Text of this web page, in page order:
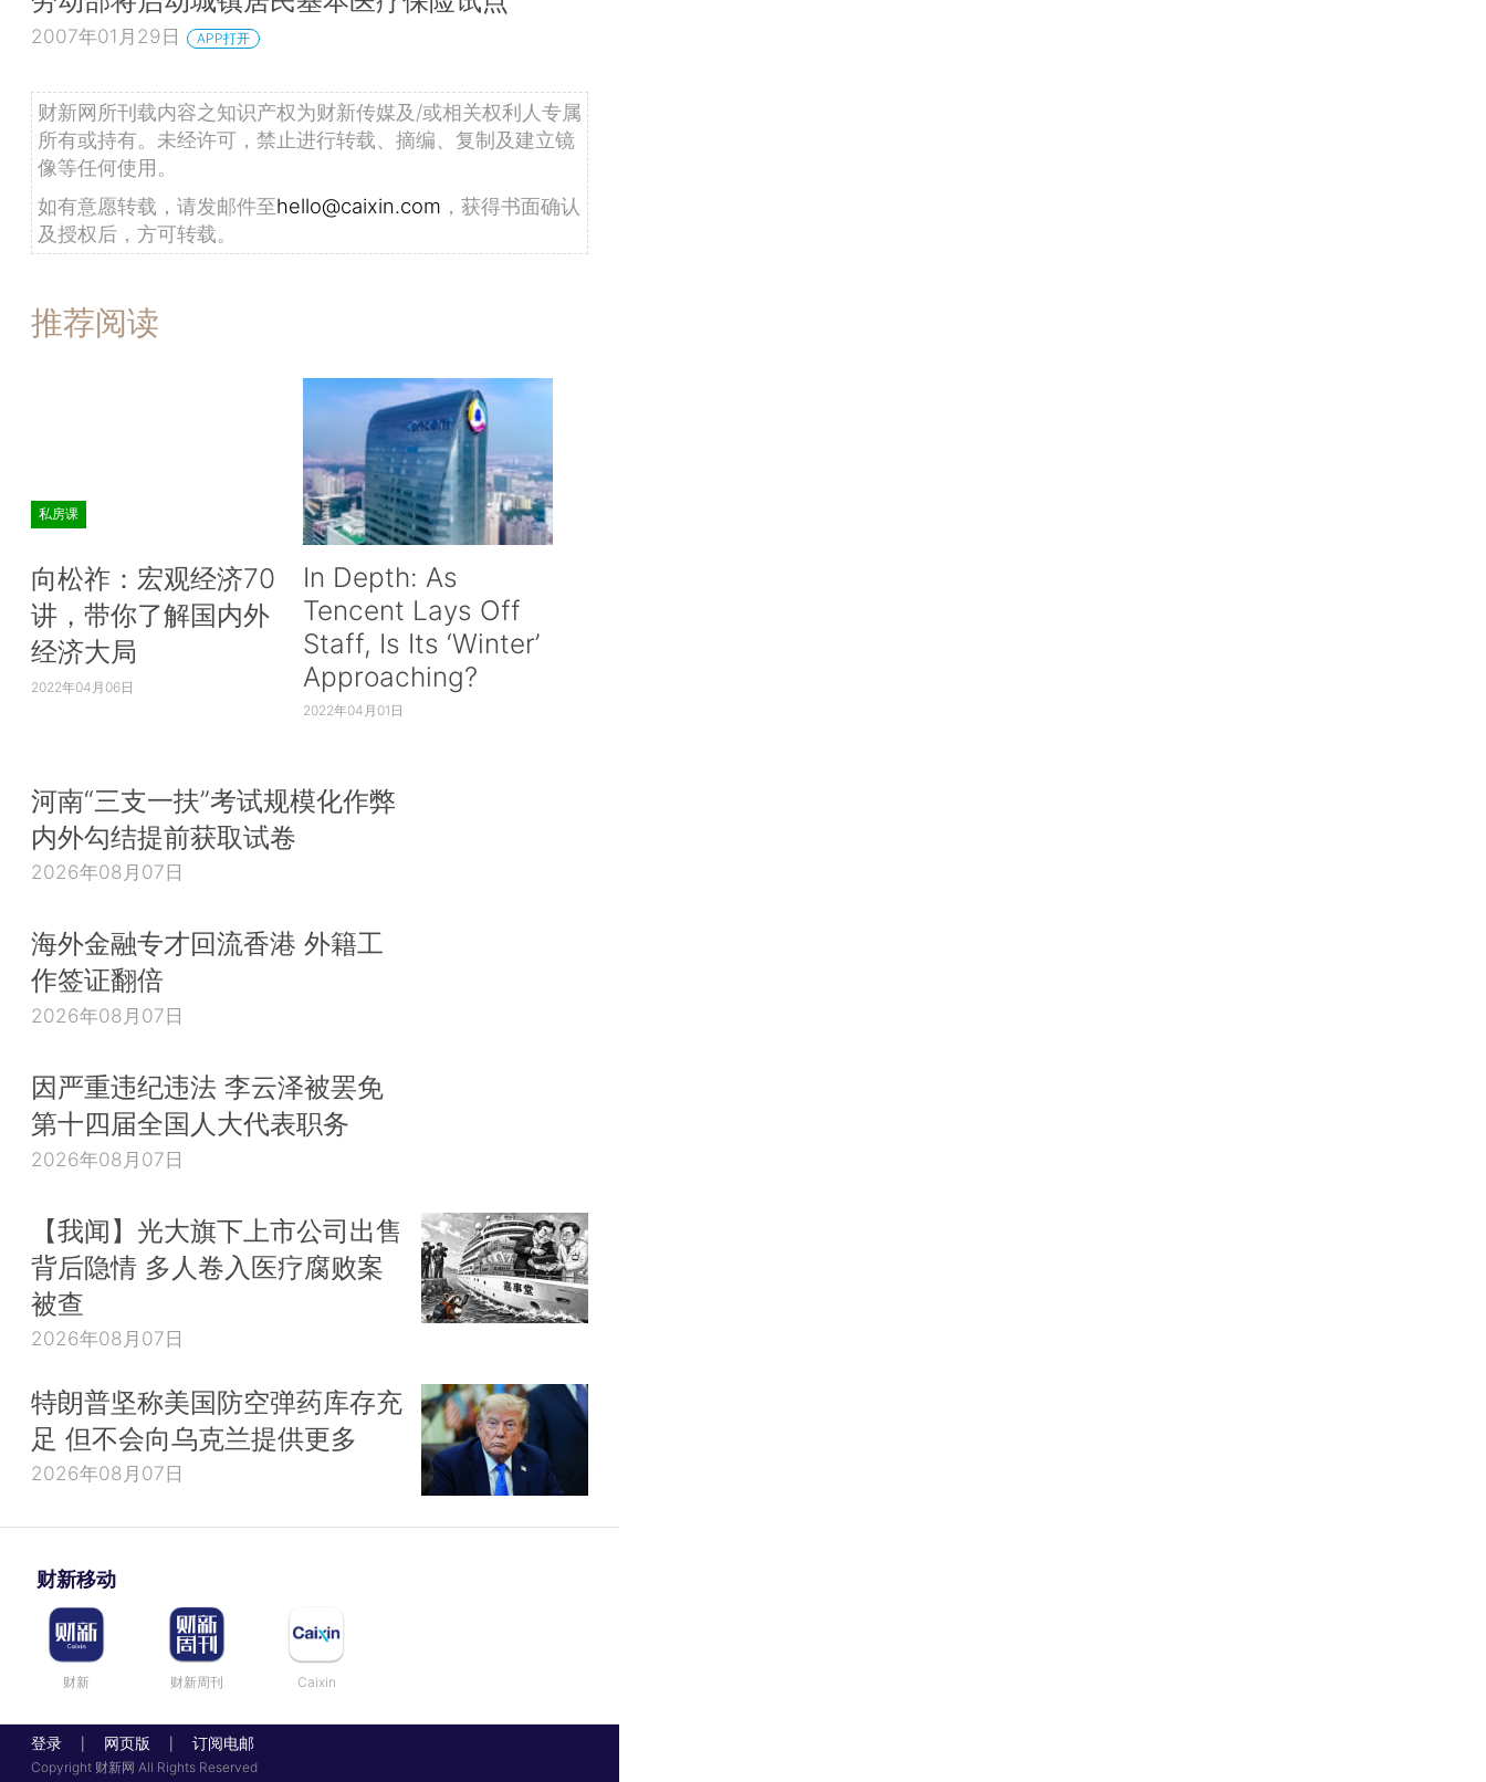
2007年01月29日 APP打开
财新网所刊载内容之知识产权为财新传媒及/或相关权利人专属
所有或持有。未经许可，禁止进行转载、摘编、复制及建立镜
像等任何使用。
如有意愿转载，请发邮件至hello@caixin.com ，获得书面确认
及授权后，方可转载。
推荐阅读
私房课
向松祚：宏观经济70
讲，带你了解国内外
经济大局
2022年04月06日
In Depth: As
Tencent Lays Off
Staff, Is Its ‘Winter’
Approaching?
2022年04月01日
河南“三支一扶”考试规模化作弊
内外勾结提前获取试卷
2026年08月07日
海外金融专才回流香港 外籍工
作签证翻倍
2026年08月07日
因严重违纪违法 李云泽被罢免
第十四届全国人大代表职务
2026年08月07日
【我闻】光大旗下上市公司出售
背后隐情 多人卷入医疗腐败案
被查
2026年08月07日
特朗普坚称美国防空弹药库存充
足 但不会向乌克兰提供更多
2026年08月07日
财新移动
财新 财新周刊 Caixin
登录 网页版 订阅电邮
Copyright 财新网 All Rights Reserved